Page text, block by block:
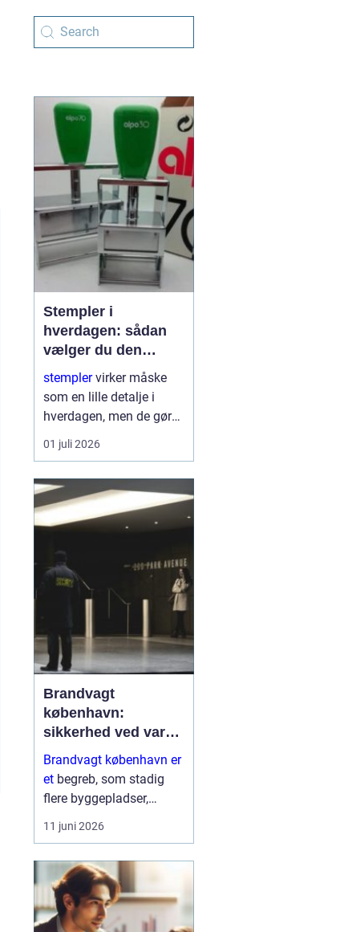
Stempler i
hverdagen: sådan
vælger du den
rigtige løsning
stemplervirker måske
som en lille detalje i
hverdagen, men de gør
en stor forskel for både
virksomheder og private.
overblik, sparer tid og
giver et professionelt
udtryk...
01 juli 2026
Brandvagt
københavn:
sikkerhed ved varmt
arbejde og events
Brandvagt københavn er
et begreb, som stadig
flere byggepladser,
virksomheder og
arrangører forholder sig
skal tænkes seriøst. Når
der arbejdes med
svejsning, skær...
11 juni 2026